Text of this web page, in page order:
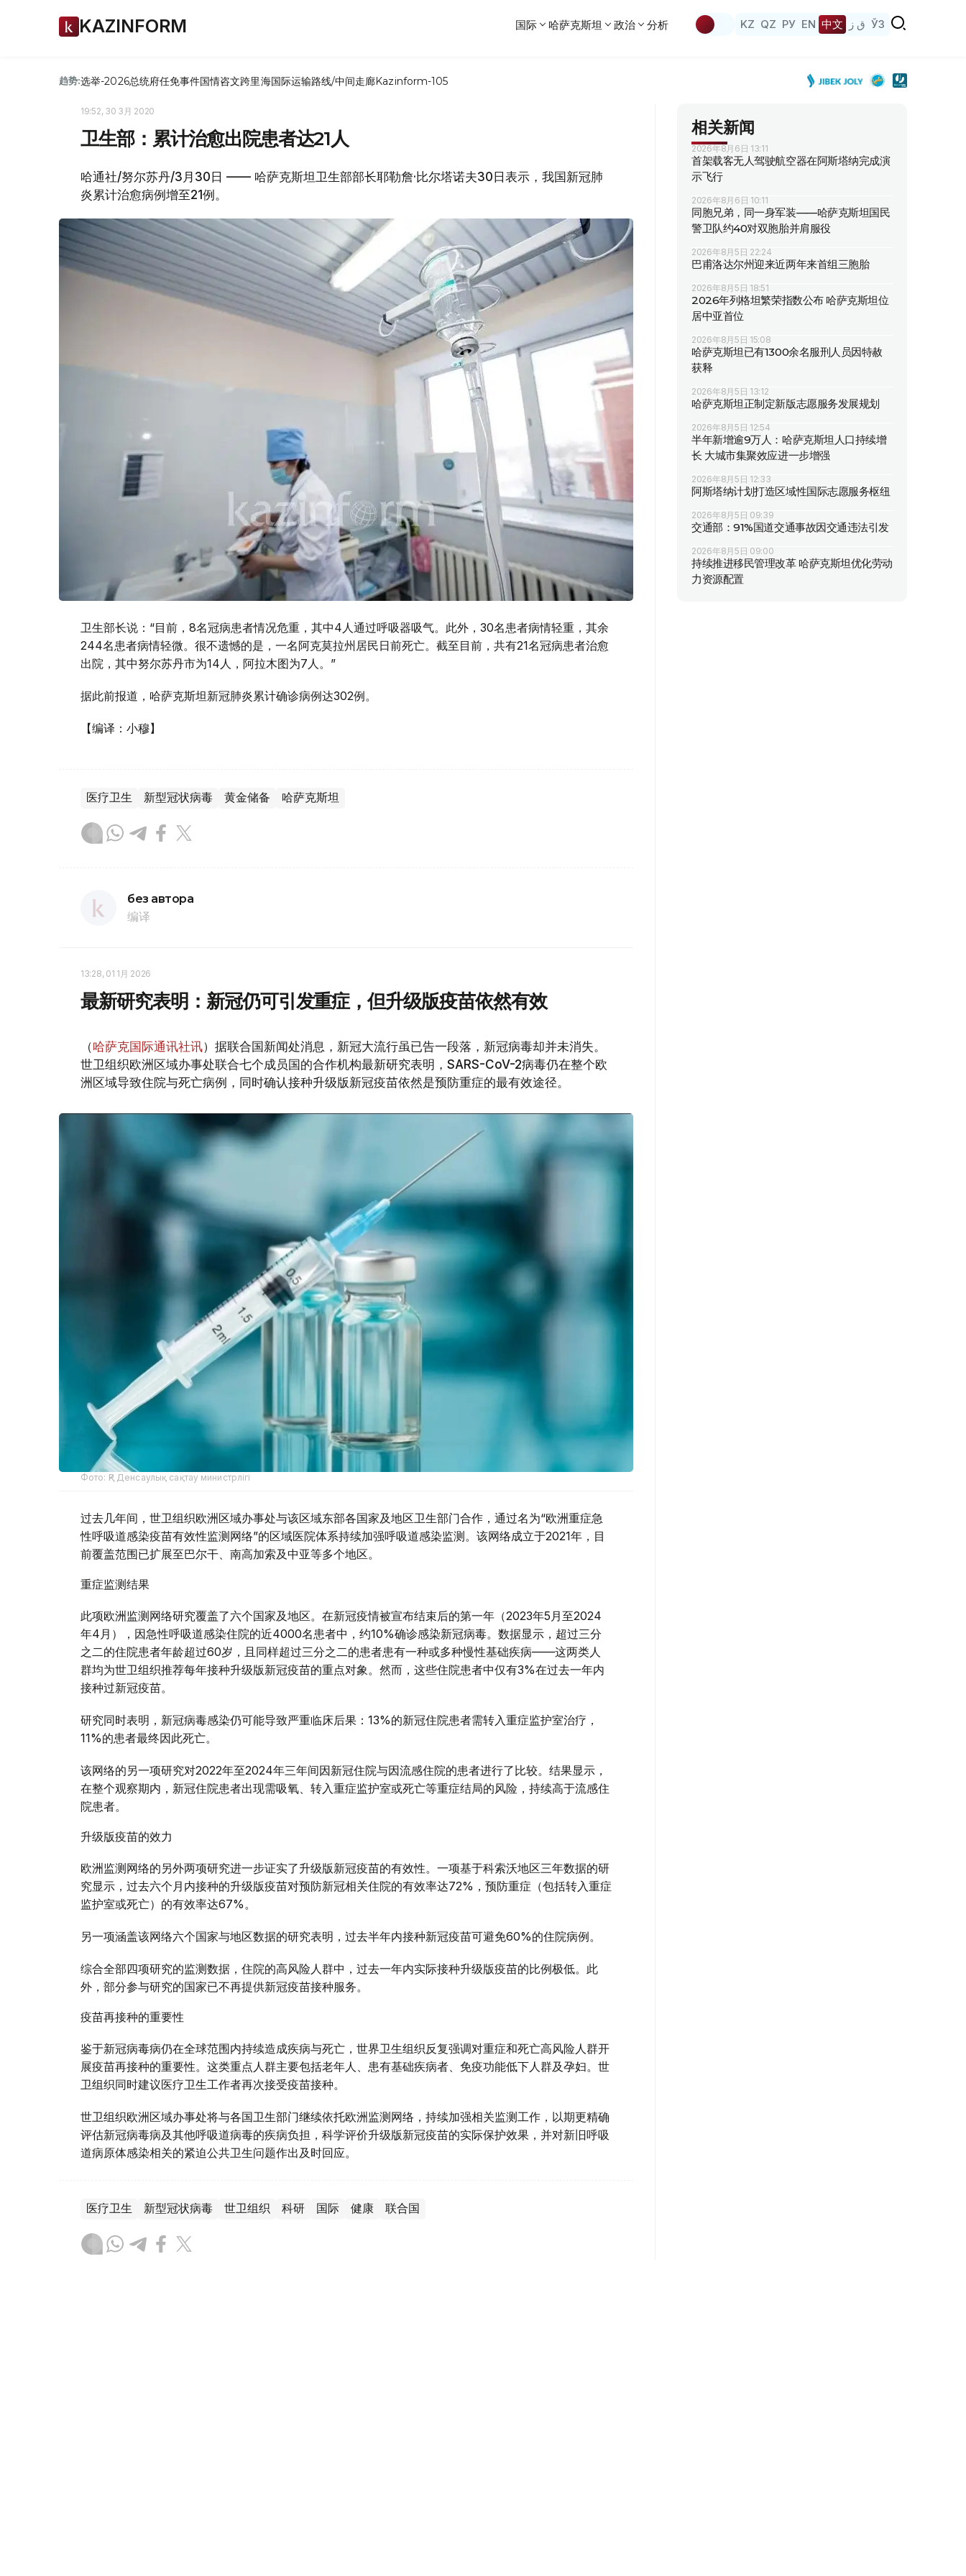
KAZINFORM 国际 哈萨克斯坦 政治 分析 KZ QZ РУ EN 中文 ق ز ЎЗ
趋势:选举-2026总统府任免事件国情咨文跨里海国际运输路线/中间走廊Kazinform-105
19:52, 30 3月 2020
卫生部：累计治愈出院患者达21人
哈通社/努尔苏丹/3月30日 —— 哈萨克斯坦卫生部部长耶勒詹·比尔塔诺夫30日表示，我国新冠肺
炎累计治愈病例增至21例。
卫生部长说：“目前，8名冠病患者情况危重，其中4人通过呼吸器吸气。此外，30名患者病情轻重，其余
244名患者病情轻微。很不遗憾的是，一名阿克莫拉州居民日前死亡。截至目前，共有21名冠病患者治愈
出院，其中努尔苏丹市为14人，阿拉木图为7人。”
据此前报道，哈萨克斯坦新冠肺炎累计确诊病例达302例。
【编译：小穆】
医疗卫生 新型冠状病毒 黄金储备 哈萨克斯坦
без автора
编译
13:28, 01 1月 2026
最新研究表明：新冠仍可引发重症，但升级版疫苗依然有效
（哈萨克国际通讯社讯）据联合国新闻处消息，新冠大流行虽已告一段落，新冠病毒却并未消失。
世卫组织欧洲区域办事处联合七个成员国的合作机构最新研究表明，SARS-CoV-2病毒仍在整个欧
洲区域导致住院与死亡病例，同时确认接种升级版新冠疫苗依然是预防重症的最有效途径。
Фото: ҚР Денсаулық сақтау министрлігі
过去几年间，世卫组织欧洲区域办事处与该区域东部各国家及地区卫生部门合作，通过名为“欧洲重症急
性呼吸道感染疫苗有效性监测网络”的区域医院体系持续加强呼吸道感染监测。该网络成立于2021年，目
前覆盖范围已扩展至巴尔干、南高加索及中亚等多个地区。
重症监测结果
此项欧洲监测网络研究覆盖了六个国家及地区。在新冠疫情被宣布结束后的第一年（2023年5月至2024
年4月），因急性呼吸道感染住院的近4000名患者中，约10%确诊感染新冠病毒。数据显示，超过三分
之二的住院患者年龄超过60岁，且同样超过三分之二的患者患有一种或多种慢性基础疾病——这两类人
群均为世卫组织推荐每年接种升级版新冠疫苗的重点对象。然而，这些住院患者中仅有3%在过去一年内
接种过新冠疫苗。
研究同时表明，新冠病毒感染仍可能导致严重临床后果：13%的新冠住院患者需转入重症监护室治疗，
11%的患者最终因此死亡。
该网络的另一项研究对2022年至2024年三年间因新冠住院与因流感住院的患者进行了比较。结果显示，
在整个观察期内，新冠住院患者出现需吸氧、转入重症监护室或死亡等重症结局的风险，持续高于流感住
院患者。
升级版疫苗的效力
欧洲监测网络的另外两项研究进一步证实了升级版新冠疫苗的有效性。一项基于科索沃地区三年数据的研
究显示，过去六个月内接种的升级版疫苗对预防新冠相关住院的有效率达72%，预防重症（包括转入重症
监护室或死亡）的有效率达67%。
另一项涵盖该网络六个国家与地区数据的研究表明，过去半年内接种新冠疫苗可避免60%的住院病例。
综合全部四项研究的监测数据，住院的高风险人群中，过去一年内实际接种升级版疫苗的比例极低。此
外，部分参与研究的国家已不再提供新冠疫苗接种服务。
疫苗再接种的重要性
鉴于新冠病毒病仍在全球范围内持续造成疾病与死亡，世界卫生组织反复强调对重症和死亡高风险人群开
展疫苗再接种的重要性。这类重点人群主要包括老年人、患有基础疾病者、免疫功能低下人群及孕妇。世
卫组织同时建议医疗卫生工作者再次接受疫苗接种。
世卫组织欧洲区域办事处将与各国卫生部门继续依托欧洲监测网络，持续加强相关监测工作，以期更精确
评估新冠病毒病及其他呼吸道病毒的疾病负担，科学评价升级版新冠疫苗的实际保护效果，并对新旧呼吸
道病原体感染相关的紧迫公共卫生问题作出及时回应。
医疗卫生 新型冠状病毒 世卫组织 科研 国际 健康 联合国
相关新闻
2026年8月6日 13:11
首架载客无人驾驶航空器在阿斯塔纳完成演
示飞行
2026年8月6日 10:11
同胞兄弟，同一身军装——哈萨克斯坦国民
警卫队约40对双胞胎并肩服役
2026年8月5日 22:24
巴甫洛达尔州迎来近两年来首组三胞胎
2026年8月5日 18:51
2026年列格坦繁荣指数公布 哈萨克斯坦位
居中亚首位
2026年8月5日 15:08
哈萨克斯坦已有1300余名服刑人员因特赦
获释
2026年8月5日 13:12
哈萨克斯坦正制定新版志愿服务发展规划
2026年8月5日 12:54
半年新增逾9万人：哈萨克斯坦人口持续增
长 大城市集聚效应进一步增强
2026年8月5日 12:33
阿斯塔纳计划打造区域性国际志愿服务枢纽
2026年8月5日 09:39
交通部：91%国道交通事故因交通违法引发
2026年8月5日 09:00
持续推进移民管理改革 哈萨克斯坦优化劳动
力资源配置